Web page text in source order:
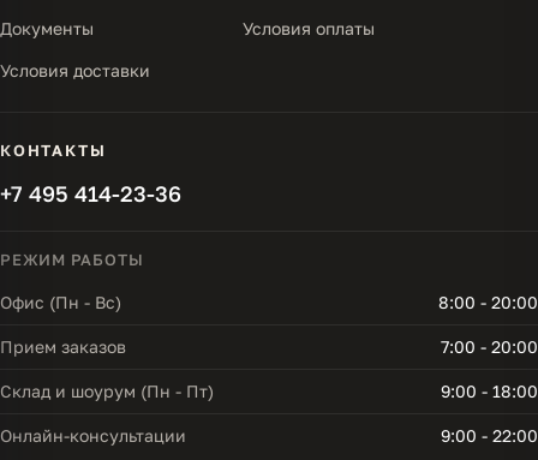
Документы Условия оплаты
Условия доставки
КОНТАКТЫ
+7 495 414-23-36
РЕЖИМ РАБОТЫ
Офис (Пн - Вс) 8:00 - 20:00
Прием заказов 7:00 - 20:00
Склад и шоурум (Пн - Пт) 9:00 - 18:00
Онлайн-консультации 9:00 - 22:00